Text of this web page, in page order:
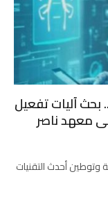
آليات تفعيل
معهد ناصر
وتوطين أحدث التقنيات